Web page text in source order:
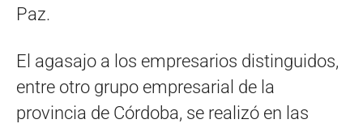
Paz.
El agasajo a los empresarios distinguidos,
entre otro grupo empresarial de la
provincia de Córdoba, se realizó en las